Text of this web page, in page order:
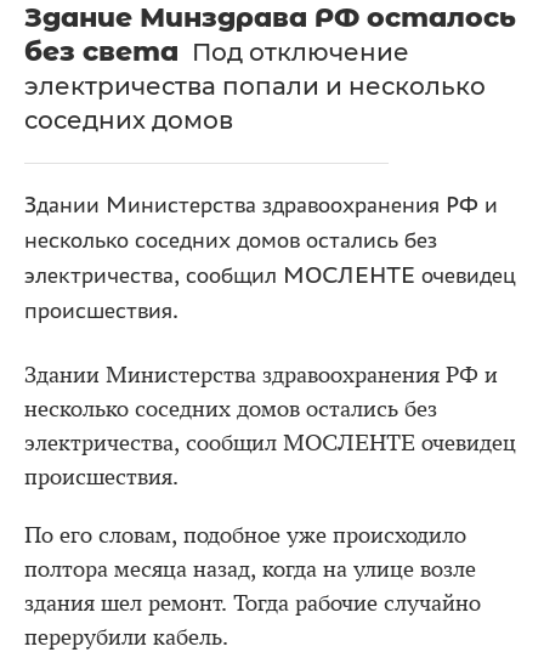
Здание Минздрава РФ осталось
без света Под отключение
электричества попали и несколько
соседних домов
Здании Министерства здравоохранения РФ и
несколько соседних домов остались без
электричества, сообщил МОСЛЕНТЕ очевидец
происшествия.
Здании Министерства здравоохранения РФ и
несколько соседних домов остались без
электричества, сообщил МОСЛЕНТЕ очевидец
происшествия.
По его словам, подобное уже происходило
полтора месяца назад, когда на улице возле
здания шел ремонт. Тогда рабочие случайно
перерубили кабель.